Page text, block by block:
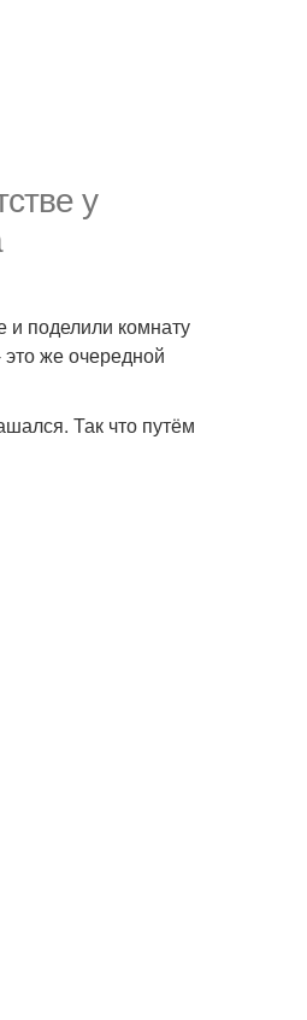
у
и поделили комнату
же очередной
Так что путём